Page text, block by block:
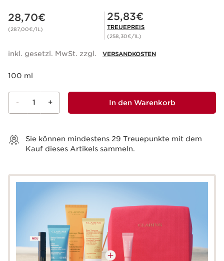
Aktueller Preis 28,70€
28,70€
(287,00€/1L)
Mitgliederpreis 25,83€
25,83€
TREUEPREIS
(258,30€/1L)
inkl. gesetzl. MwSt. zzgl. VERSANDKOSTEN
100 ml
- 1 + In den Warenkorb
Sie können mindestens 29 Treuepunkte mit dem
Kauf dieses Artikels sammeln.